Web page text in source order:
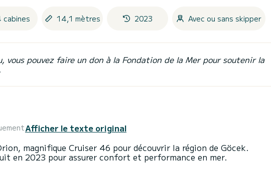
cabines 14,1 mètres 2023 Avec ou sans skipper
vous pouvez faire un don à la Fondation de la Mer pour soutenir la
Afficher le texte original
magnifique Cruiser 46 pour découvrir la région de Göcek.
en 2023 pour assurer confort et performance en mer.